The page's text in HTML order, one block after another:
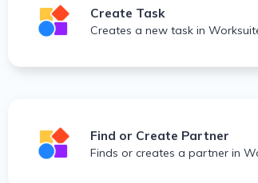
Create Task
Creates a new task in
Find or Create Partner
Finds or creates a partner in